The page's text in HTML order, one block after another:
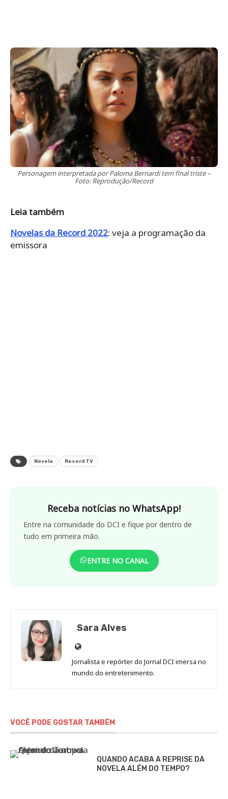
Personagem interpretada por Paloma Bernardi tem final triste –
Foto: Reprodução/Record
Leia também
Novelas da Record 2022: veja a programação da
emissora
Novela Record TV
Receba notícias no WhatsApp!
Entre na comunidade do DCI e fique por dentro de
tudo em primeira mão.
ENTRE NO CANAL
Sara Alves
Site
de
Sara
Jornalista e repórter do Jornal DCI imersa no
mundo do entretenimento.
VOCÊ PODE GOSTAR TAMBÉM
QUANDO ACABA A REPRISE DA
NOVELA ALÉM DO TEMPO?